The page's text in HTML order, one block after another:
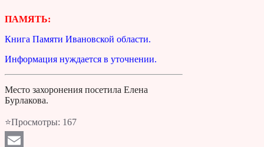
ПАМЯТЬ:
Книга Памяти Ивановской области.
Информация нуждается в уточнении.
Место захоронения посетила Елена
Бурлакова.
⭐Просмотры: 167